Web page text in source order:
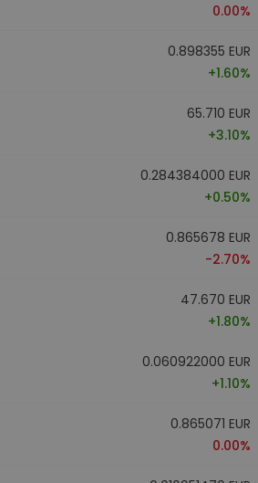
0.00%
0.898355 EUR
+1.60%
65.710 EUR
+3.10%
0.284384000 EUR
+0.50%
0.865678 EUR
-2.70%
47.670 EUR
+1.80%
0.060922000 EUR
+1.10%
0.865071 EUR
0.00%